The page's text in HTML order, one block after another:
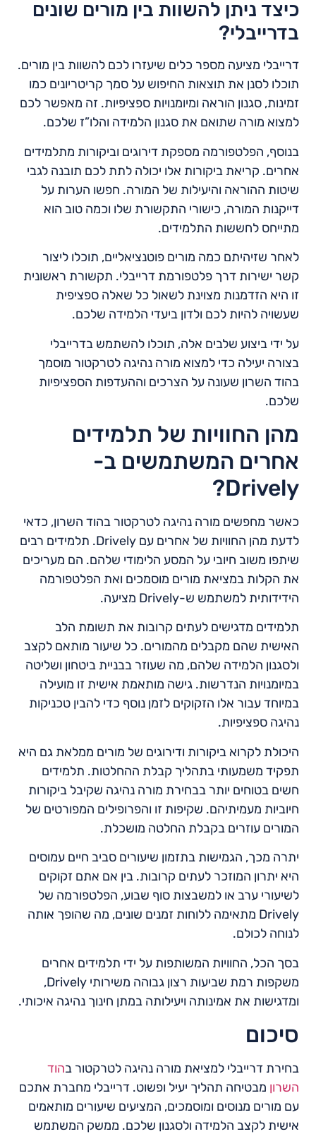
כיצד ניתן להשוות בין מורים שונים
בדרייבלי?
דרייבלי מציעה מספר כלים שיעזרו לכם להשוות בין מורים.
תוכלו לסנן את תוצאות החיפוש על סמך קריטריונים כמו
זמינות, סגנון הוראה ומיומנויות ספציפיות. זה מאפשר לכם
למצוא מורה שתואם את סגנון הלמידה והלו”ז שלכם.
בנוסף, הפלטפורמה מספקת דירוגים וביקורות מתלמידים
אחרים. קריאת ביקורות אלו יכולה לתת לכם תובנה לגבי
שיטות ההוראה והיעילות של המורה. חפשו הערות על
דייקנות המורה, כישורי התקשורת שלו וכמה טוב הוא
מתייחס לחששות התלמידים.
לאחר שזיהיתם כמה מורים פוטנציאליים, תוכלו ליצור
קשר ישירות דרך פלטפורמת דרייבלי. תקשורת ראשונית
זו היא הזדמנות מצוינת לשאול כל שאלה ספציפית
שעשויה להיות לכם ולדון ביעדי הלמידה שלכם.
על ידי ביצוע שלבים אלה, תוכלו להשתמש בדרייבלי
בצורה יעילה כדי למצוא מורה נהיגה לטרקטור מוסמך
בהוד השרון שעונה על הצרכים וההעדפות הספציפיות
שלכם.
מהן החוויות של תלמידים
אחרים המשתמשים ב-
Drively?
כאשר מחפשים מורה נהיגה לטרקטור בהוד השרון, כדאי
לדעת מהן החוויות של אחרים עם Drively. תלמידים רבים
שיתפו משוב חיובי על המסע הלימודי שלהם. הם מעריכים
את הקלות במציאת מורים מוסמכים ואת הפלטפורמה
הידידותית למשתמש ש-Drively מציעה.
תלמידים מדגישים לעתים קרובות את תשומת הלב
האישית שהם מקבלים מהמורים. כל שיעור מותאם לקצב
ולסגנון הלמידה שלהם, מה שעוזר בבניית ביטחון ושליטה
במיומנויות הנדרשות. גישה מותאמת אישית זו מועילה
במיוחד עבור אלו הזקוקים לזמן נוסף כדי להבין טכניקות
נהיגה ספציפיות.
היכולת לקרוא ביקורות ודירוגים של מורים ממלאת גם היא
תפקיד משמעותי בתהליך קבלת ההחלטות. תלמידים
חשים בטוחים יותר בבחירת מורה נהיגה שקיבל ביקורות
חיוביות מעמיתיהם. שקיפות זו והפרופילים המפורטים של
המורים עוזרים בקבלת החלטה מושכלת.
יתרה מכך, הגמישות בתזמון שיעורים סביב חיים עמוסים
היא יתרון המוזכר לעתים קרובות. בין אם אתם זקוקים
לשיעורי ערב או למשבצות סוף שבוע, הפלטפורמה של
Drively מתאימה ללוחות זמנים שונים, מה שהופך אותה
לנוחה לכולם.
בסך הכל, החוויות המשותפות על ידי תלמידים אחרים
משקפות רמת שביעות רצון גבוהה משירותי Drively,
ומדגישות את אמינותה ויעילותה במתן חינוך נהיגה איכותי.
סיכום
בחירת דרייבלי למציאת מורה נהיגה לטרקטור בהוד
השרון מבטיחה תהליך יעיל ופשוט. דרייבלי מחברת אתכם
עם מורים מנוסים ומוסמכים, המציעים שיעורים מותאמים
אישית לקצב הלמידה ולסגנון שלכם. ממשק המשתמש